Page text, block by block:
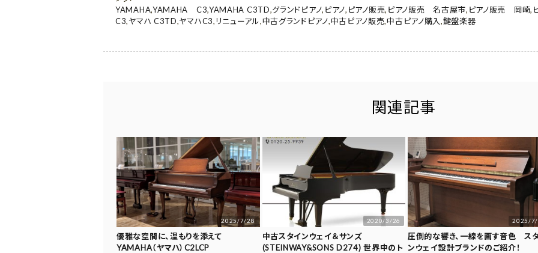
YAMAHA,YAMAHA C3,YAMAHA C3TD,グランドピアノ, ピアノ, ピアノ販売, ピアノ販売 名古屋市, ピアノ販売 岡崎,
C3,ヤマハ C3TD,ヤマハC3, リニューアル,中古グランドピアノ,中古ピアノ販売,中古ピアノ購入,鍵盤楽器
関連記事
2025/7/28
優雅な空間に、温もりを添えて
YAMAHA（ヤマハ）C2LCP
2020/3/26
中古スタインウェイ＆サンズ
(STEINWAY&SONS D274) 世界中のト
2025/
圧倒的な響き、一線を画す音色 ス
ンウェイ設計ブランドのご紹介！